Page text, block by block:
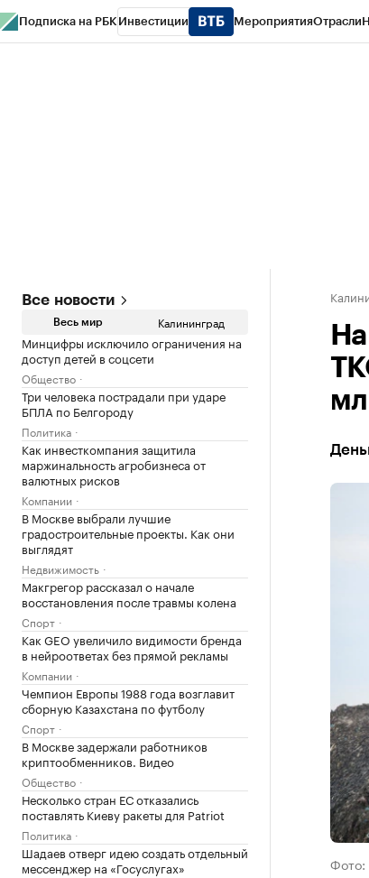
Подписка на РБК Инвестиции МероприятияОтрасли
Все новости
Весь мир Калининград
Минцифры исключило ограничения на
доступ детей в соцсети
Общество
Три человека пострадали при ударе
БПЛА по Белгороду
Политика
Как инвесткомпания защитила
маржинальность агробизнеса от
валютных рисков
Компании
В Москве выбрали лучшие
градостроительные проекты. Как они
выглядят
Недвижимость
Макгрегор рассказал о начале
восстановления после травмы колена
Спорт
Как GEO увеличило видимости бренда
в нейроответах без прямой рекламы
Компании
Чемпион Европы 1988 года возглавит
сборную Казахстана по футболу
Спорт
В Москве задержали работников
криптообменников. Видео
Общество
Несколько стран ЕС отказались
поставлять Киеву ракеты для Patriot
Политика
Шадаев отверг идею создать отдельный
мессенджер на «Госуслугах»
Фото: